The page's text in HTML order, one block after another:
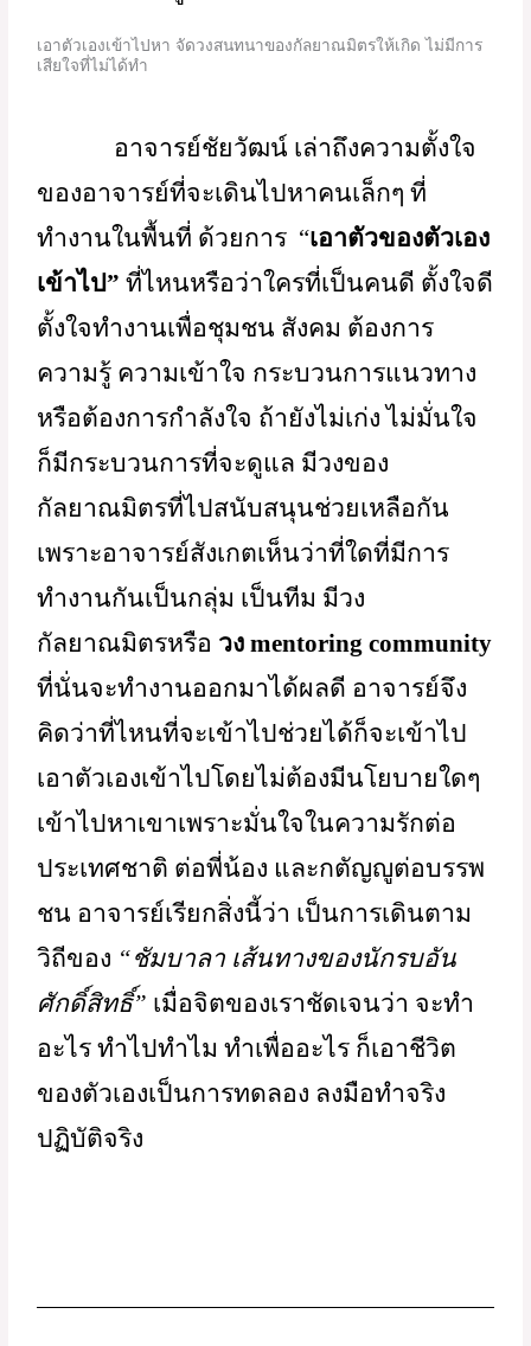
จำนวนมากทั่วประเทศ นี่เป็นสิ่งที่อาจารย์
แลกเปลี่ยนเรียนรู้กันได้ระหว่างคนเล็กๆ นี่
แหละ ก็จะทำให้มันเติบโตขึ้นมาได้
ชีวิตที่ควรจะเป็น public life หรือว่า
ชีวิตสังคม  เป็นการเชื่อมโยงกับพลังทาง
สังคม และเอาพลังทางสังคม ชุมชน ไปดูแล
จัดการธรรมชาติ สิ่งแวดล้อม ภูมิปัญญา
ท้องถิ่น เรื่องน้ำ เรื่องป่า เรื่องสุขภาพ เรื่อง
จิตใจ เรื่องการศึกษาของเด็ก ดูแลเด็กให้
เติบโตงดงามมาเป็นอย่างดี เป็นการรับ
มรดกที่ส่งต่อมาในการดูแลปกป้องแผ่นดิน
และส่งต่อให้ลูกหลานต่อไป
เอาตัวเองเข้าไปหา จัดวงสนทนาของกัลยาณมิตรให้เกิด ไม่มีการ
เสียใจที่ไม่ได้ทำ
             อาจารย์ชัยวัฒน์ เล่าถึงความตั้งใจ
ของอาจารย์ที่จะเดินไปหาคนเล็กๆ ที่
ทำงานในพื้นที่ ด้วยการ  “เอาตัวของตัวเอง
เข้าไป” ที่ไหนหรือว่าใครที่เป็นคนดี ตั้งใจดี
ตั้งใจทำงานเพื่อชุมชน สังคม ต้องการ
ความรู้ ความเข้าใจ กระบวนการแนวทาง
หรือต้องการกำลังใจ ถ้ายังไม่เก่ง ไม่มั่นใจ
ก็มีกระบวนการที่จะดูแล มีวงของ